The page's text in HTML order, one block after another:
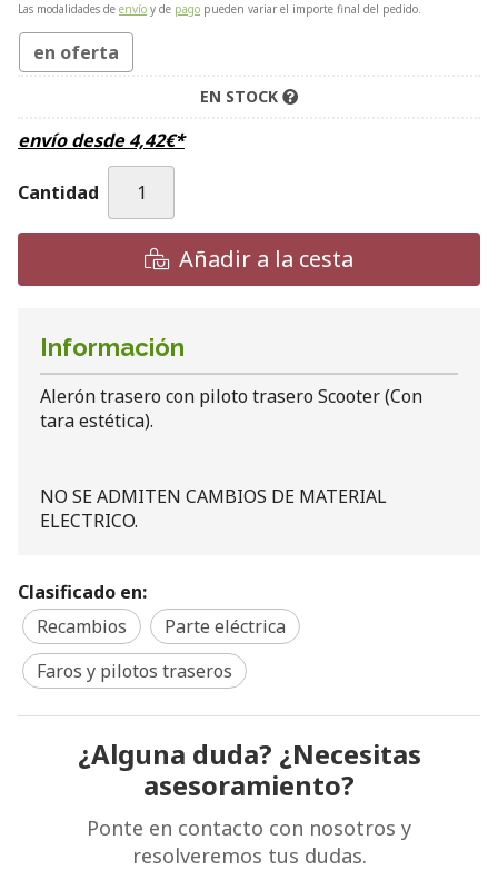
Las modalidades de envío y de pago pueden variar el importe final del pedido.
en oferta
EN STOCK
envío desde4,42€*
Cantidad
Añadir a la cesta
Información
Alerón trasero con piloto trasero Scooter (Con
tara estética).
NO SE ADMITEN CAMBIOS DE MATERIAL
ELECTRICO.
Clasificado en:
Recambios
Parte eléctrica
Faros y pilotos traseros
¿Alguna duda? ¿Necesitas
asesoramiento?
Ponte en contacto con nosotros y
resolveremos tus dudas.